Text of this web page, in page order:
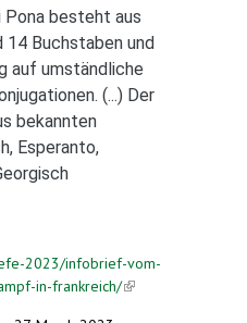
Pona besteht aus
14 Buchstaben und
auf umständliche
(...) Der
bekannten
Esperanto,
2023/infobrief-vom-
in-frankreich/(link is